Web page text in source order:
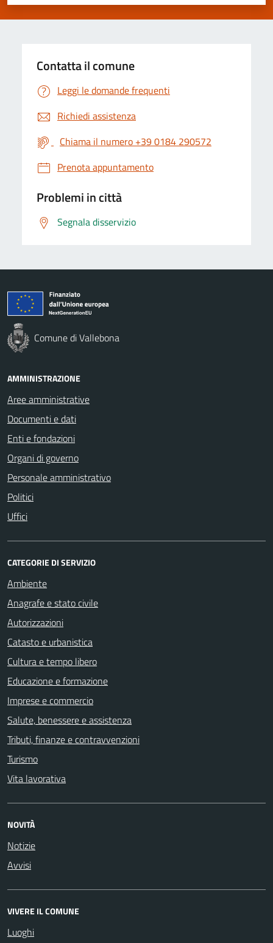
Contatta il comune
Leggi le domande frequenti
Richiedi assistenza
Chiama il numero +39 0184 290572
Prenota appuntamento
Problemi in città
Segnala disservizio
Comune di Vallebona
AMMINISTRAZIONE
Aree amministrative
Documenti e dati
Enti e fondazioni
Organi di governo
Personale amministrativo
Politici
Uffici
CATEGORIE DI SERVIZIO
Ambiente
Anagrafe e stato civile
Autorizzazioni
Catasto e urbanistica
Cultura e tempo libero
Educazione e formazione
Imprese e commercio
Salute, benessere e assistenza
Tributi, finanze e contravvenzioni
Turismo
Vita lavorativa
NOVITÀ
Notizie
Avvisi
VIVERE IL COMUNE
Luoghi